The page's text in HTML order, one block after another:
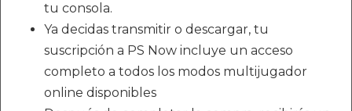
tu consola.
Ya decidas transmitir o descargar, tu
suscripción a PS Now incluye un acceso
completo a todos los modos multijugador
online disponibles